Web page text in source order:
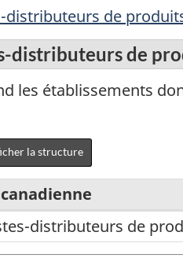
distributeurs de
distributeurs de
les établissements
la structure
distributeurs de